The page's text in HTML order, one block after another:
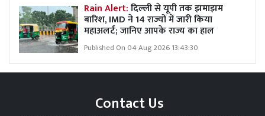
Rain Alert:दिल्ली से यूपी तक झमाझम
बारिश, IMD ने 14 राज्यों में जारी किया
महाअलर्ट; जानिए आपके राज्य का हाल
Published On 04 Aug 2026 13:43:30
Contact Us